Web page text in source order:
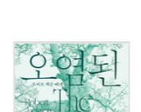
. “너무나 정확하고
기에 시가 된 소설”이
도 높은 번역으로 선
추가되어 독자들의 이